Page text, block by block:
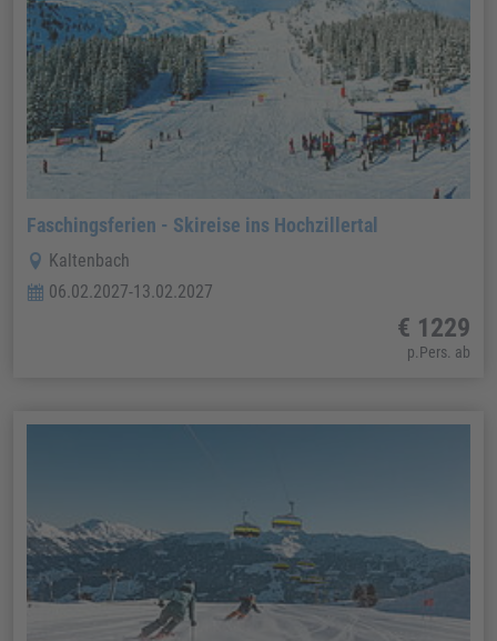
Faschingsferien - Skireise ins Hochzillertal
Kaltenbach
06.02.2027-13.02.2027
€ 1229
p.Pers. ab